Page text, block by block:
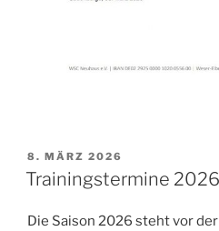
VERÖFFENTLICHT
AM
8. MÄRZ 2026
Trainingstermine
Die Saison 2026 steht vor